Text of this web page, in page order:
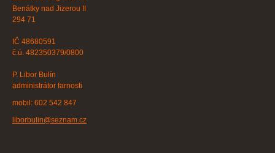
Benátky nad Jizerou II
294 71
IČ 48680591
č.ú. 482350379/0800
P. Libor Bulín
administrátor farnosti
mobil: 602 542 847
liborbulin@seznam.cz